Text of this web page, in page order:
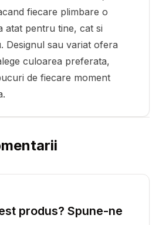
fiecare plimbare o
atat pentru tine, cat si
Designul sau variat ofera
culoarea preferata,
de fiecare moment
produs? Spune-ne